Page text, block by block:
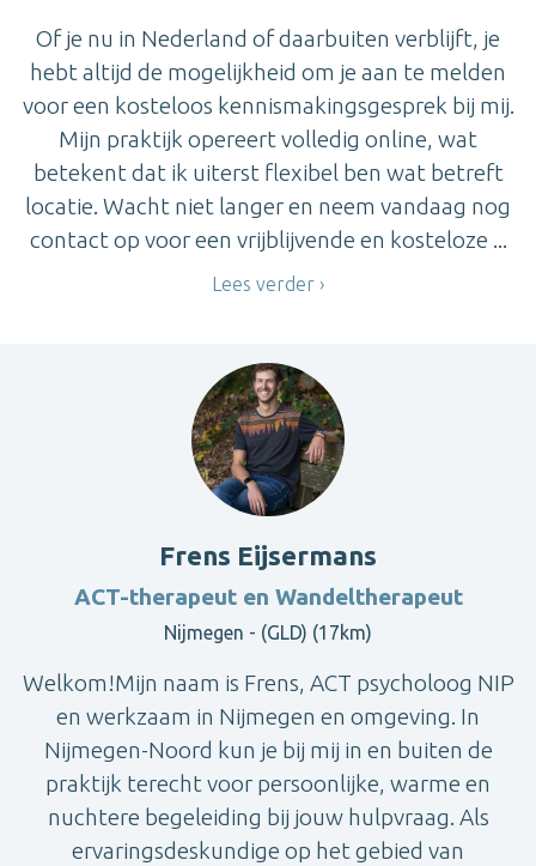
Of je nu in Nederland of daarbuiten verblijft, je
hebt altijd de mogelijkheid om je aan te melden
voor een kosteloos kennismakingsgesprek bij mij.
Mijn praktijk opereert volledig online, wat
betekent dat ik uiterst flexibel ben wat betreft
locatie. Wacht niet langer en neem vandaag nog
contact op voor een vrijblijvende en kosteloze ...
Lees verder
Frens Eijsermans
ACT-therapeut en Wandeltherapeut
Nijmegen - (GLD) (17km)
Welkom!Mijn naam is Frens, ACT psycholoog NIP
en werkzaam in Nijmegen en omgeving. In
Nijmegen-Noord kun je bij mij in en buiten de
praktijk terecht voor persoonlijke, warme en
nuchtere begeleiding bij jouw hulpvraag. Als
ervaringsdeskundige op het gebied van